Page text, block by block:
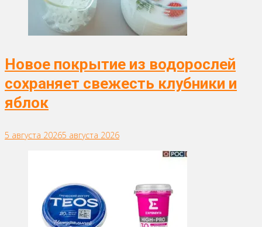
Новое покрытие из водорослей
сохраняет свежесть клубники и
яблок
5 августа 20265 августа 2026